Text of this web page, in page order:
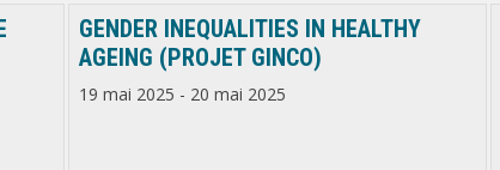
GENDER INEQUALITIES IN HEALTHY
AGEING (PROJET GINCO)
19 mai 2025 - 20 mai 2025